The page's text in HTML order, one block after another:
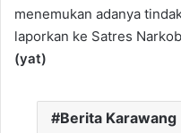
menemukan adanya
laporkan ke Satres
(yat)
Berita Karawang